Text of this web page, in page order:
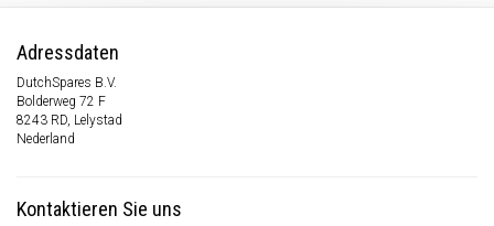
Adressdaten
DutchSpares B.V.
Bolderweg 72 F
8243 RD, Lelystad
Nederland
Kontaktieren Sie uns